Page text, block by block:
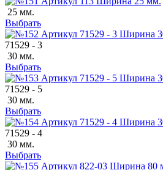
25 мм.
Выбрать
71529 - 3
30 мм.
Выбрать
71529 - 5
30 мм.
Выбрать
71529 - 4
30 мм.
Выбрать